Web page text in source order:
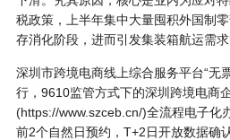
税政策，上半年集中大量囤积外国制
存消化阶段，进而引发集装箱航运需求
深圳市跨境电商线上综合服务平台“无
行，9610监管方式下的深圳跨境电商
(https://www.szceb.cn/)全流程电子化
前2个自然日预约，T+2日开放数据确